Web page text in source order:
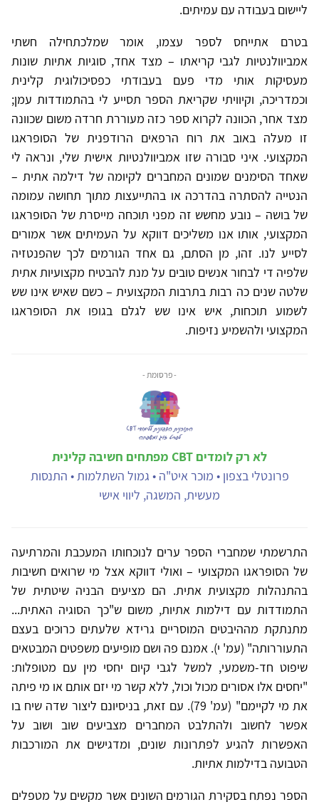
ליישום בעבודה עם עמיתים.
בטרם אתייחס לספר עצמו, אומר שמלכתחילה חשתי
אמביוולנטיות לגבי קריאתו – מצד אחד, סוגיות אתיות שונות
מעסיקות אותי מדי פעם בעבודתי כפסיכולוגית קלינית
וכמדריכה, וקיוויתי שקריאת הספר תסייע לי בהתמודדות עמן;
מצד אחר, הכוונה לקרוא ספר כזה מעוררת חרדה משום שכוונה
זו מעלה באוב את רוח הרפאים הרודפנית של הסופראגו
המקצועי. איני סבורה שזו אמביוולנטיות אישית שלי, ונראה לי
שאחד הסימנים שמונים המחברים לקיומה של דילמה אתית –
הנטייה להסתרה בהדרכה או בהתייעצות מתוך תחושה עמומה
של בושה – נובע מחשש זה מפני תוכחה מייסרת של הסופראגו
המקצועי, אותו אנו משליכים דווקא על העמיתים אשר אמורים
לסייע לנו. זהו, מן הסתם, גם אחד הגורמים לכך שהפנטזיה
שלפיה די לבחור אנשים טובים על מנת להבטיח מקצועיות אתית
שלטה שנים כה רבות בתרבות המקצועית – כשם שאיש אינו שש
לשמוע תוכחות, איש אינו שש לגלם בגופו את הסופראגו
המקצועי ולהשמיע נזיפות.
- פרסומת -
לא רק לומדים CBT מפתחים חשיבה קלינית
פרונטלי בצפון • מוכר איט"ה • גמול השתלמות • התנסות
מעשית, המשגה, ליווי אישי
התרשמתי שמחברי הספר ערים לנוכחותו המעכבת והמרתיעה
של הסופראגו המקצועי – ואולי דווקא אצל מי שרואים חשיבות
בהתנהלות מקצועית אתית. הם מציעים הבניה שיטתית של
התמודדות עם דילמות אתיות, משום ש"כך הסוגיה האתית...
מתנתקת מההיבטים המוסריים גרידא שלעתים כרוכים בעצם
התעוררותה" (עמ' י). אמנם פה ושם מופיעים משפטים המבטאים
שיפוט חד-משמעי, למשל לגבי קיום יחסי מין עם מטופלות:
"יחסים אלו אסורים מכול וכול, ללא קשר מי יזם אותם או מי פיתה
את מי לקיימם" (עמ' 79). עם זאת, בניסיונם ליצור שדה שיח בו
אפשר לחשוב ולהתלבט המחברים מצביעים שוב ושוב על
האפשרות להגיע לפתרונות שונים, ומדגישים את המורכבות
הטבועה בדילמות אתיות.
הספר נפתח בסקירת הגורמים השונים אשר מקשים על מטפלים